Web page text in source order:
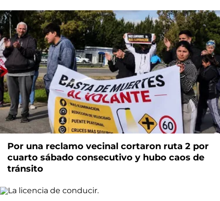
Por una reclamo vecinal cortaron ruta 2 por
cuarto sábado consecutivo y hubo caos de
tránsito